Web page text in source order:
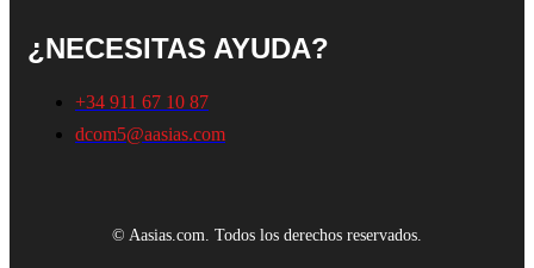
¿NECESITAS AYUDA?
+34 911 67 10 87
dcom5@aasias.com
© Aasias.com. Todos los derechos reservados.